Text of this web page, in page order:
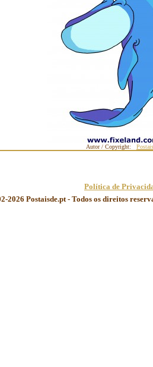
Autor / Copyright:
Política de
2026 Postaisde.pt - Todos os direitos